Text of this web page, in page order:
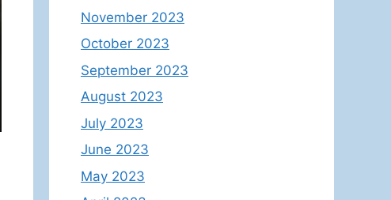
November 2023
October 2023
September 2023
August 2023
July 2023
June 2023
May 2023